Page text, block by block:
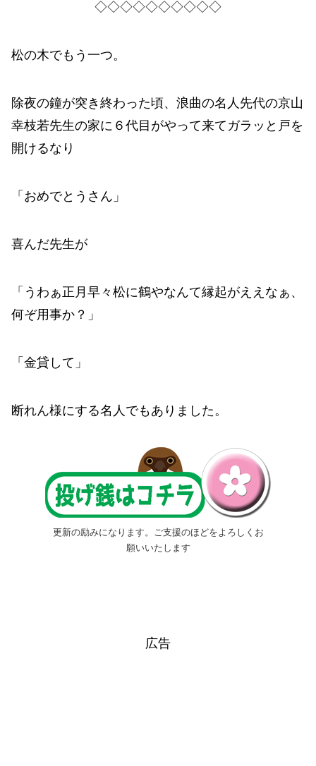
◇◇◇◇◇◇◇◇◇◇
松の木でもう一つ。
除夜の鐘が突き終わった頃、浪曲の名人先代の京山
幸枝若先生の家に６代目がやって来てガラッと戸を
開けるなり
「おめでとうさん」
喜んだ先生が
「うわぁ正月早々松に鶴やなんて縁起がええなぁ、
何ぞ用事か？」
「金貸して」
断れん様にする名人でもありました。
更新の励みになります。ご支援のほどをよろしくお
願いいたします
広告